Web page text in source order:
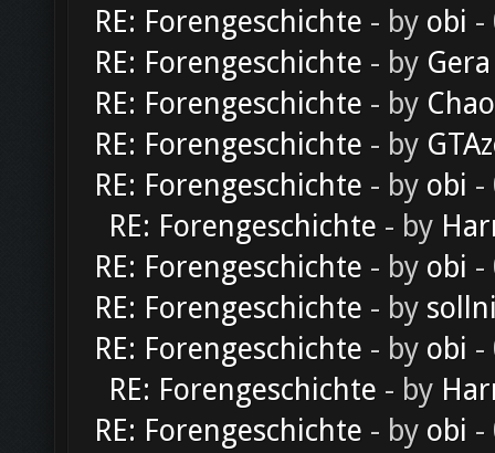
RE: Forengeschichte - by obi -
RE: Forengeschichte - by Gera
RE: Forengeschichte - by
RE: Forengeschichte - by
RE: Forengeschichte - by obi -
RE: Forengeschichte - by
RE: Forengeschichte - by obi -
RE: Forengeschichte - by
RE: Forengeschichte - by obi -
RE: Forengeschichte - by
RE: Forengeschichte - by obi -